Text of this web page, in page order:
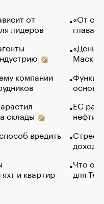
от
лидеров
компании
склады
вредить
и квартир
«От
глава
Маск в
основ
ЕС
нефти
Что
для